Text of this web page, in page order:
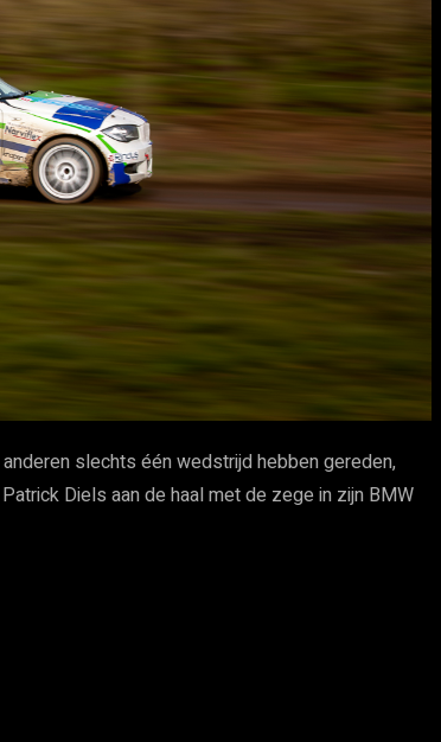
slechts één wedstrijd hebben gereden,
Diels aan de haal met de zege in zijn BMW